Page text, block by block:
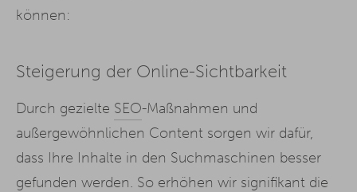
können:
Steigerung der Online-Sichtbarkeit
Durch gezielte SEO-Maßnahmen und
außergewöhnlichen Content sorgen wir dafür,
dass Ihre Inhalte in den Suchmaschinen besser
gefunden werden. So erhöhen wir signifikant die